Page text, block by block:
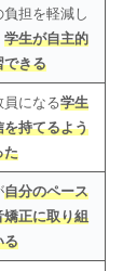
負担を軽減し
学生が自主的
できる
員になる学生
を持てるよう
た
自分のペース
矯正に取り組
る